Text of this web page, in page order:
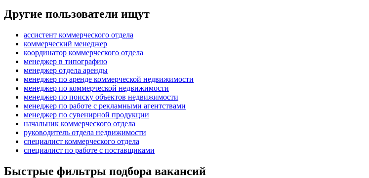
Другие пользователи ищут
ассистент коммерческого отдела
коммерческий менеджер
координатор коммерческого отдела
менеджер в типографию
менеджер отдела аренды
менеджер по аренде коммерческой недвижимости
менеджер по коммерческой недвижимости
менеджер по поиску объектов недвижимости
менеджер по работе с рекламными агентствами
менеджер по сувенирной продукции
начальник коммерческого отдела
руководитель отдела недвижимости
специалист коммерческого отдела
специалист по работе с поставщиками
Быстрые фильтры подбора вакансий